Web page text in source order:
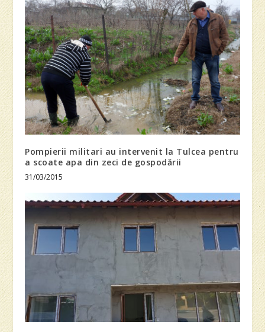
Pompierii militari au intervenit la Tulcea pentru
a scoate apa din zeci de gospodării
31/03/2015